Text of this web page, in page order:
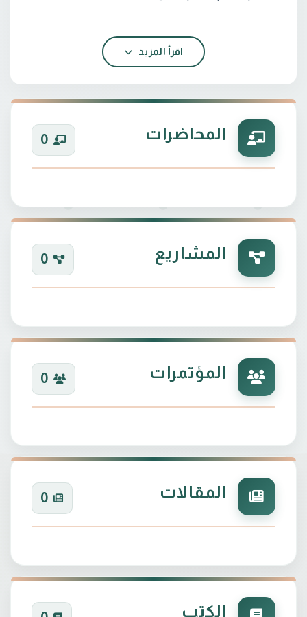
2005 ماجستير في هندسة الميكانيك تخصص هندسة
1984 بكالوريوس هندسة ميكانيك\ الجامعة التقنية
الوسطى \كلية التقنية بغداد
اقرأ المزيد
المحاضرات 0
المشاريع 0
المؤتمرات 0
المقالات 0
الكتب